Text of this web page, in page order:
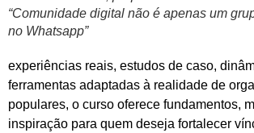
“Comunidade digital não é apenas um
no Whatsapp”
experiências reais, estudos de caso,
ferramentas adaptadas à realidade de
populares, o curso oferece fundamentos,
inspiração para quem deseja fortalecer